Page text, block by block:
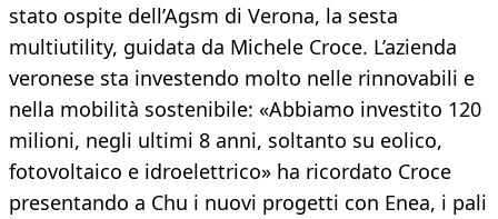
stato ospite dell’Agsm di Verona, la sesta
multiutility, guidata da Michele Croce. L’azienda
veronese sta investendo molto nelle rinnovabili e
nella mobilità sostenibile: «Abbiamo investito 120
milioni, negli ultimi 8 anni, soltanto su eolico,
fotovoltaico e idroelettrico» ha ricordato Croce
presentando a Chu i nuovi progetti con Enea, i pali